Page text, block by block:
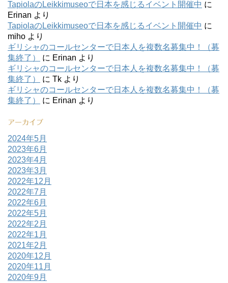
TapiolaのLeikkimuseoで日本を感じるイベント開催中 に
Erinan より
TapiolaのLeikkimuseoで日本を感じるイベント開催中 に
miho より
ギリシャのコールセンターで日本人を複数名募集中！（募
集終了）
に Erinan より
ギリシャのコールセンターで日本人を複数名募集中！（募
集終了）
に Tk より
ギリシャのコールセンターで日本人を複数名募集中！（募
集終了）
に Erinan より
アーカイブ
2024年5月
2023年6月
2023年4月
2023年3月
2022年12月
2022年7月
2022年6月
2022年5月
2022年2月
2022年1月
2021年2月
2020年12月
2020年11月
2020年9月